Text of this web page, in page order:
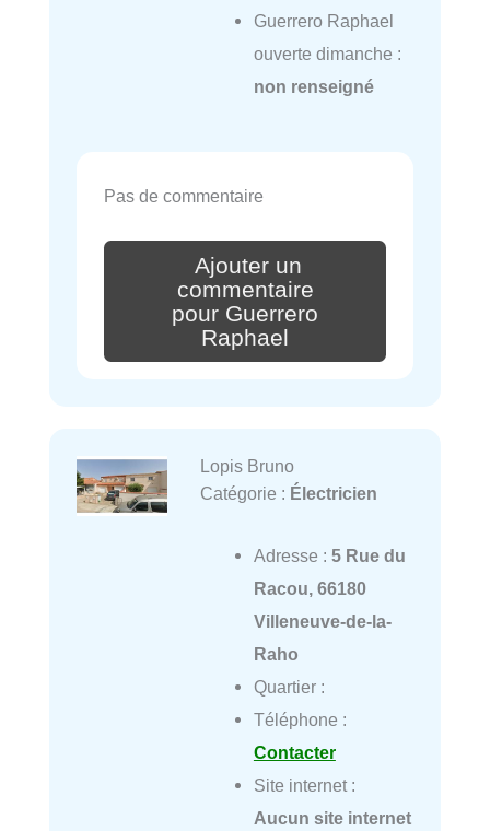
Guerrero Raphael
ouverte dimanche :
non renseigné
Pas de commentaire
Ajouter un
commentaire
pour Guerrero
Raphael
Lopis Bruno
Catégorie : Électricien
Adresse : 5 Rue du
Racou, 66180
Villeneuve-de-la-
Raho
Quartier :
Téléphone :
Contacter
Site internet :
Aucun site internet